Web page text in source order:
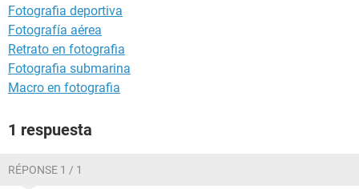
Fotografia deportiva
Fotografía aérea
Retrato en fotografia
Fotografia submarina
Macro en fotografia
1 respuesta
RÉPONSE 1 / 1